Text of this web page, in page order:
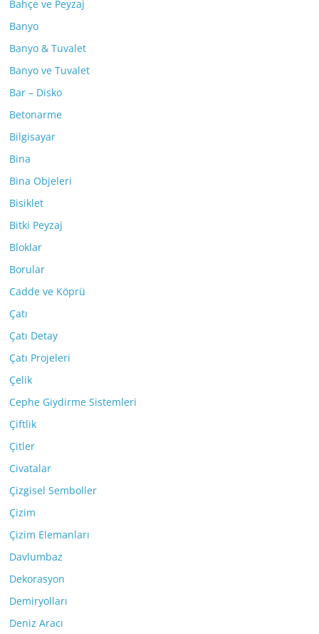
Bahçe ve Peyzaj
Banyo
Banyo & Tuvalet
Banyo ve Tuvalet
Bar – Disko
Betonarme
Bilgisayar
Bina
Bina Objeleri
Bisiklet
Bitki Peyzaj
Bloklar
Borular
Cadde ve Köprü
Çatı
Çatı Detay
Çatı Projeleri
Çelik
Cephe Giydirme Sistemleri
Çiftlik
Çitler
Civatalar
Çizgisel Semboller
Çizim
Çizim Elemanları
Davlumbaz
Dekorasyon
Demiryolları
Deniz Aracı